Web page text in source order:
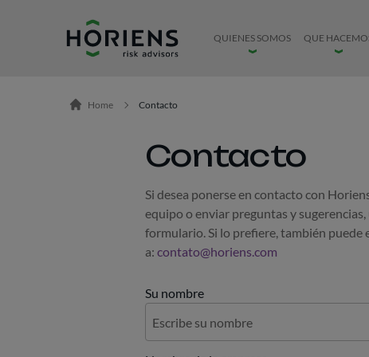
QUIENES SOMOS QUE
Home Contacto
Contacto
Si desea ponerse en contacto con
equipo o enviar preguntas y
formulario. Si lo prefiere, también puede
a: contato@horiens.com
Su nombre